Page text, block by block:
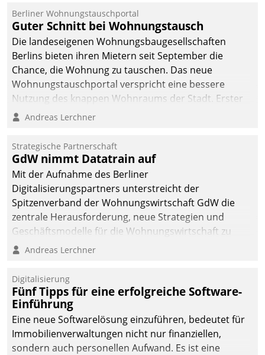
Berliner Wohnungstauschportal
Guter Schnitt bei Wohnungstausch
Die landeseigenen Wohnungsbaugesellschaften
Berlins bieten ihren Mietern seit September die
Chance, die Wohnung zu tauschen. Das neue
Wohnungstauschportal verspricht eine bessere
Nutzung des knappen Wohnraums der Stadt. Erster
Anwendungsfall für Datatrains Lösung API-Hub mit
Unternehmen.
Andreas Lerchner
Strategische Partnerschaft
GdW nimmt Datatrain auf
Mit der Aufnahme des Berliner
Digitalisierungspartners unterstreicht der
Spitzenverband der Wohnungswirtschaft GdW die
zentrale Herausforderung, neue Strategien und
Geschäftsmodelle für die Wohnungswirtschaft zu
entwickeln.
Andreas Lerchner
Digitalisierung
Fünf Tipps für eine erfolgreiche Software-
Einführung
Eine neue Softwarelösung einzuführen, bedeutet für
Immobilienverwaltungen nicht nur finanziellen,
sondern auch personellen Aufwand. Es ist eine